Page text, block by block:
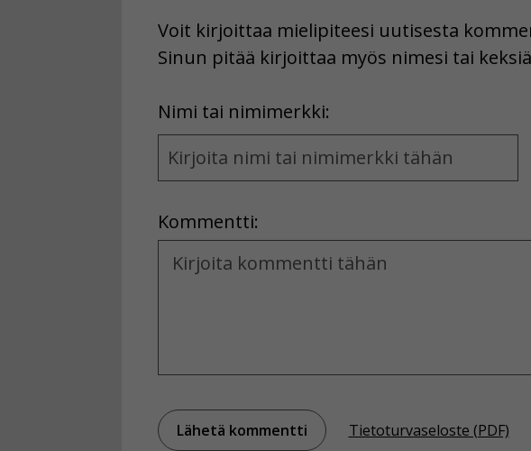
Voit kirjoittaa mielipiteesi uutisesta
Sinun pitää kirjoittaa myös nimesi tai
Nimi tai nimimerkki:
Name
and
Kommentti:
Kommentti
Tietoturvaseloste (PDF)